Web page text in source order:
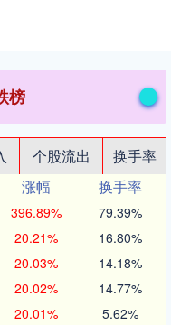
榜
个股流出
换手率
涨幅
换手率
396.89% 79.39%
20.21% 16.80%
20.03% 14.18%
20.02% 14.77%
20.01% 5.62%